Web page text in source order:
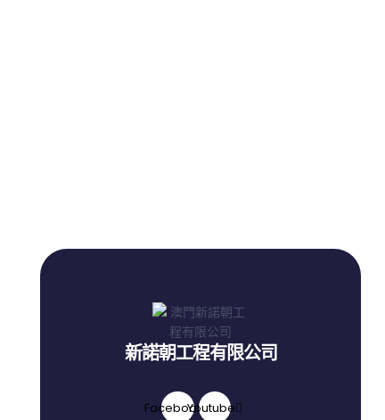
新諾朝工程有限公司
FacebookYoutube